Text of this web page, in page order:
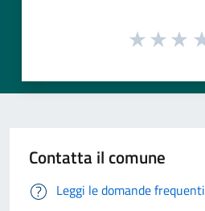
Contatta il comune
Leggi le domande frequenti